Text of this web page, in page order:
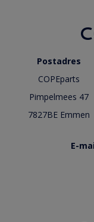
Postadres
COPEparts
Pimpelmees 47
7827BE Emmen
E-